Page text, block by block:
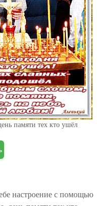
памяти тех кто ушёл
настроение с помощью